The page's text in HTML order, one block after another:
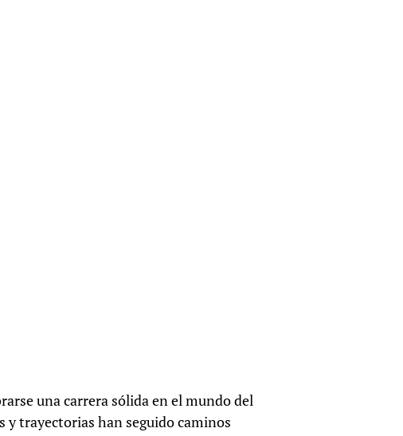
una carrera sólida en el mundo del
trayectorias han seguido caminos